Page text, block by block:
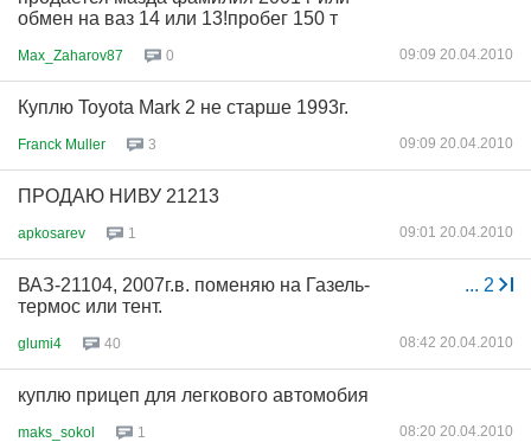
обмен на ваз 14 или 13!пробег 150 т
Max_Zaharov87 0 09:09 20.04.2010
Куплю Toyota Mark 2 не старше 1993г.
Franck Muller 3 09:09 20.04.2010
ПРОДАЮ НИВУ 21213
apkosarev 1 09:01 20.04.2010
... 2
ВАЗ-21104, 2007г.в. поменяю на Газель-
термос или тент.
glumi4 40 08:42 20.04.2010
куплю прицеп для легкового автомобия
maks_sokol 1 08:20 20.04.2010